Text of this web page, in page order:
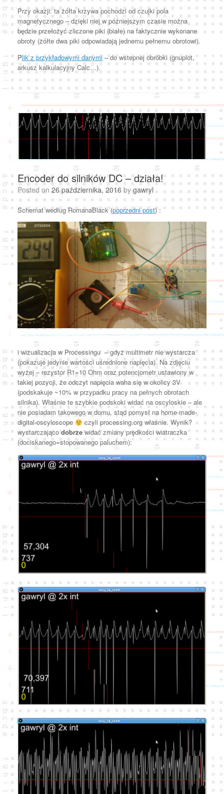
Przy okazji: ta żółta krzywa pochodzi od czujki pola
magnetycznego – dzięki niej w późniejszym czasie można
będzie przełożyć zliczone piki (białe) na faktycznie wykonane
obroty (żółte dwa piki odpowiadają jednemu pełnemu obrotowi).
Plik z przykładowymi danymi – do wstepnej obróbki (gnuplot,
arkusz kalkulacyjny Calc…).
Encoder do silników DC – działa!
Posted on26 października, 2016 bygawryl
Schemat według RomanaBlack (poprzedni post) :
i wizualizacja w Processingu – gdyż multimetr nie wystarcza
(pokazuje jedynie wartości uśrednione napięcia). Na zdjęciu
wyżej – rezystor R1=10 Ohm oraz potencjometr ustawiony w
takiej pozycji, że odczyt napięcia waha się w okolicy 3V
(podskakuje ~10% w przypadku pracy na pełnych obrotach
silnika). Właśnie te szybkie podskoki widać na oscyloskie – ale
nie posiadam takowego w domu, stąd pomysł na home-made-
digital-oscyloscope
czyli processing.org właśnie. Wynik?
wystarczającodobrzewidać zmiany prędkości wiatraczka
(dociskanego=stopowanego paluchem):